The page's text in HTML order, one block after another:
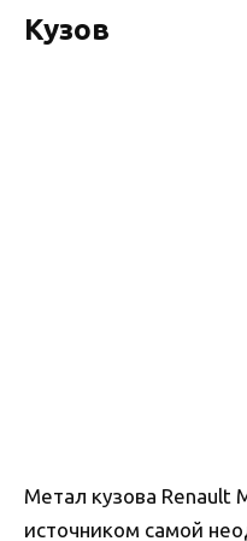
Кузов
Метал кузова Renault
источником самой